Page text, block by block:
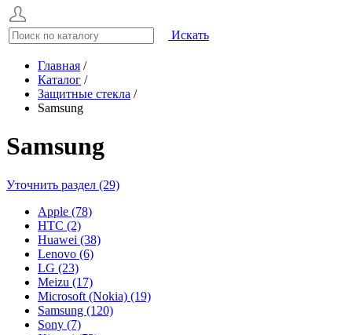
Искать
Главная /
Каталог /
Защитные стекла /
Samsung
Samsung
Уточнить раздел (29)
Apple (78)
HTC (2)
Huawei (38)
Lenovo (6)
LG (23)
Meizu (17)
Microsoft (Nokia) (19)
Samsung (120)
Sony (7)